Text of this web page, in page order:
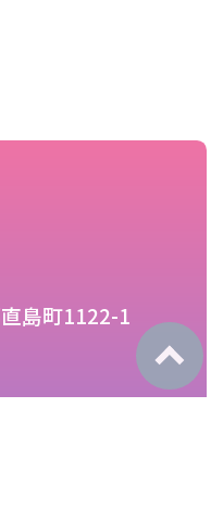
島町1122-1